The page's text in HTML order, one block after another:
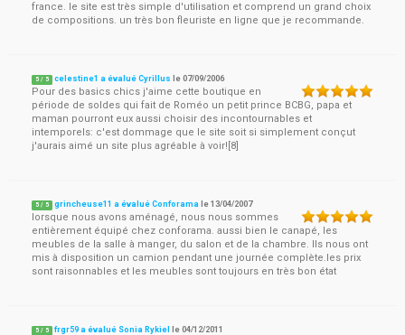
france. le site est très simple d'utilisation et comprend un grand choix
de compositions. un très bon fleuriste en ligne que je recommande.
5 / 5 celestine1 a évalué Cyrillus le07/09/2006
Pour des basics chics j'aime cette boutique en
période de soldes qui fait de Roméo un petit prince BCBG, papa et
maman pourront eux aussi choisir des incontournables et
intemporels: c'est dommage que le site soit si simplement conçut
j'aurais aimé un site plus agréable à voir![8]
5 / 5 grincheuse11 a évalué Conforama le13/04/2007
lorsque nous avons aménagé, nous nous sommes
entièrement équipé chez conforama. aussi bien le canapé, les
meubles de la salle à manger, du salon et de la chambre. Ils nous ont
mis à disposition un camion pendant une journée complète.les prix
sont raisonnables et les meubles sont toujours en très bon état
5 / 5 frgr59 a évalué Sonia Rykiel le04/12/2011